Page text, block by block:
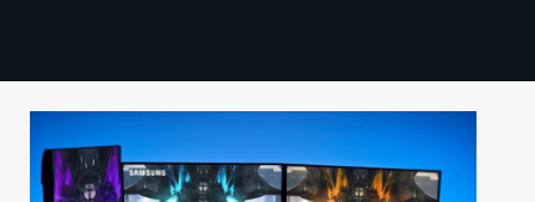
TECHBBS
HINTA.FI